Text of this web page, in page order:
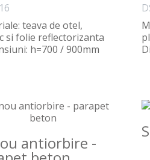
teava de otel,
si folie reflectorizanta
h=700 / 900mm
antiorbire -